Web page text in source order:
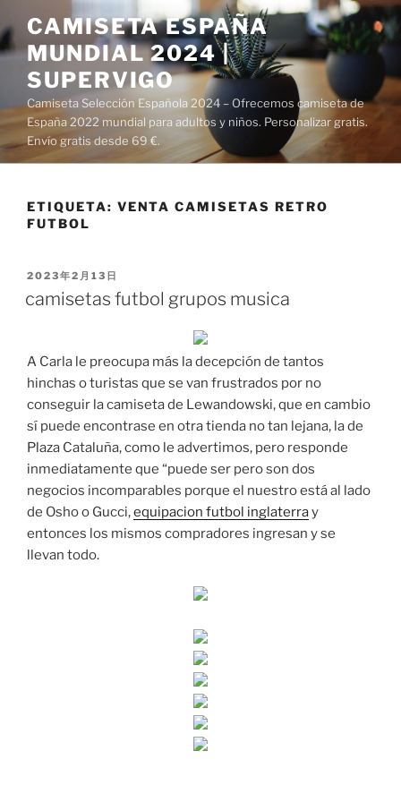
al
contenido
CAMISETA ESPAÑA
MUNDIAL 2024 |
SUPERVIGO
Camiseta Selección Española 2024 – Ofrecemos camiseta de
España 2022 mundial para adultos y niños. Personalizar gratis.
Envío gratis desde 69 €.
ETIQUETA: VENTA CAMISETAS RETRO
FUTBOL
PUBLICADO
2023年2月13日
camisetas futbol grupos musica
A Carla le preocupa más la decepción de tantos
hinchas o turistas que se van frustrados por no
conseguir la camiseta de Lewandowski, que en cambio
sí puede encontrase en otra tienda no tan lejana, la de
Plaza Cataluña, como le advertimos, pero responde
inmediatamente que “puede ser pero son dos
negocios incomparables porque el nuestro está al lado
de Osho o Gucci,equipacion futbol inglaterray
entonces los mismos compradores ingresan y se
llevan todo.